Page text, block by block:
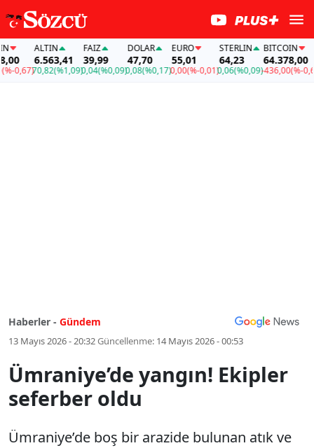
0,67)
ALTIN
6.563,41
70,82(%1,09)
FAİZ
39,99
0,04(%0,09)
DOLAR
47,70
0,08(%0,17)
EURO
55,01
0,00(%-0,01)
STERLIN
64,23
0,06(%0,09)
BITCOIN
64.378,00
-436,00(%-0,67)
Haberler - Gündem
13 Mayıs 2026 - 20:32Güncellenme: 14 Mayıs 2026 - 00:53
Ümraniye’de yangın! Ekipler
seferber oldu
Ümraniye’de boş bir arazide bulunan atık ve